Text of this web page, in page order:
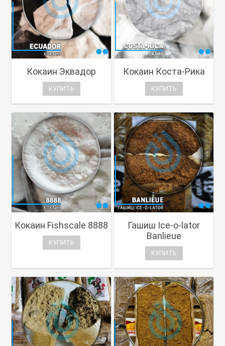
Кокаин Эквадор
КУПИТЬ
Кокаин Коста-Рика
КУПИТЬ
Кокаин Fishscale 8888
КУПИТЬ
Гашиш Ice-o-lator
Banlieue
КУПИТЬ